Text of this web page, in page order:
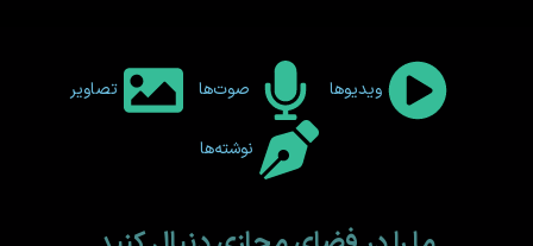
ویدیوها صوت‌ها تصاویر
نوشته‌ها